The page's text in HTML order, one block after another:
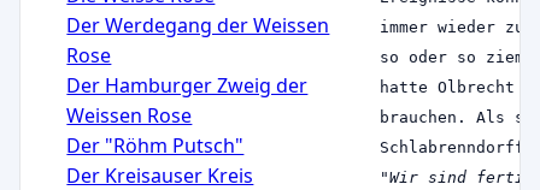
Der Werdegang der Weissen
Rose
Der Hamburger Zweig der
Weissen Rose
Der "Röhm Putsch"
Der Kreisauser Kreis
immer wieder
so oder so
hatte Olbrecht
brauchen. Als
Schlabrenndorff
"Wir sind fertig.